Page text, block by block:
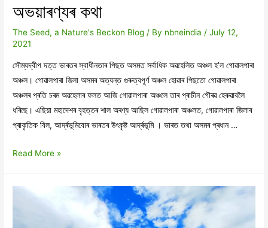
অভয়াৰণ্যৰ কথা
The Seed, a Nature's Beckon Blog / By nbneindia /July 12,
2021
সৌম্যদ্বীপ দত্ত ভাৰতৰ স্বাধীনতাৰ পিছত অসমত সৰ্বাধিক অৱহেলিত অঞ্চল হ’ল গোৱালপাৰা
অঞ্চল। গোৱালপাৰা জিলা অসমৰ অত্যন্ত গুৰুত্বপূৰ্ণ অঞ্চল হোৱাৰ পিছতো গোৱালপাৰা
অঞ্চলৰ প্ৰতি চৰম অৱহেলাৰ ফলত আজি গোৱালপাৰা অঞ্চলে তাৰ প্ৰাচীন গৌৰৱ হেৰুৱাবলৈ
ধৰিছে। এছিয়া মহাদেশৰ বৃহত্তৰ শাল অৰণ্য আছিল গোৱালপাৰা অঞ্চলত, গোৱালপাৰা জিলাৰ
প্ৰাকৃতিক বিল, আৰ্দ্ৰভূমিবোৰ ভাৰতৰ উৎকৃষ্ট আৰ্দ্ৰভূমি । ভাৰত তথা অসমৰ প্ৰধান …
প্ৰস্তাৱিত
Read More »